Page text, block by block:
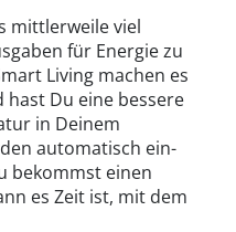
mittlerweile viel
für Energie zu
Living machen es
hast Du eine bessere
in Deinem
automatisch ein-
bekommst einen
es Zeit ist, mit dem